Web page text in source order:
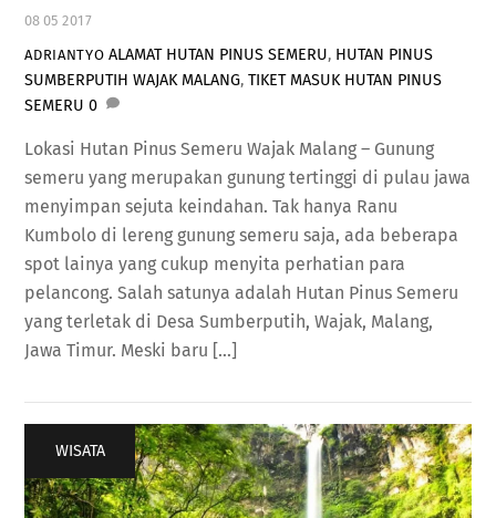
08 05 2017
ADRIANTYO ALAMAT HUTAN PINUS SEMERU, HUTAN PINUS
SUMBERPUTIH WAJAK MALANG,TIKET MASUK HUTAN PINUS
SEMERU 0
Lokasi Hutan Pinus Semeru Wajak Malang – Gunung
semeru yang merupakan gunung tertinggi di pulau jawa
menyimpan sejuta keindahan. Tak hanya Ranu
Kumbolo di lereng gunung semeru saja, ada beberapa
spot lainya yang cukup menyita perhatian para
pelancong. Salah satunya adalah Hutan Pinus Semeru
yang terletak di Desa Sumberputih, Wajak, Malang,
Jawa Timur. Meski baru […]
WISATA